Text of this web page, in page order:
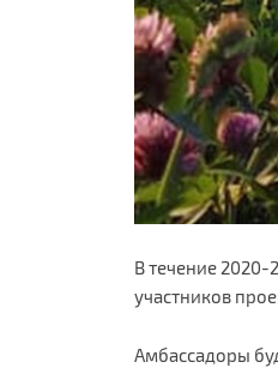
В течение 2020-
участников
Амбассадоры